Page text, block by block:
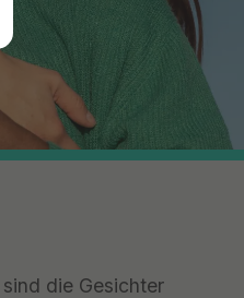
die Gesichter